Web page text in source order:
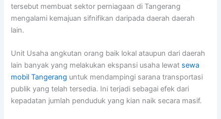
tersebut membuat sektor perniagaan di Tangerang
mengalami kemajuan sifnifikan daripada daerah daerah
lain.
Unit Usaha angkutan orang baik lokal ataupun dari daerah
lain banyak yang melakukan ekspansi usaha lewat sewa
mobil Tangerang untuk mendampingi sarana transportasi
publik yang telah tersedia. Ini terjadi sebagai efek dari
kepadatan jumlah penduduk yang kian naik secara masif.